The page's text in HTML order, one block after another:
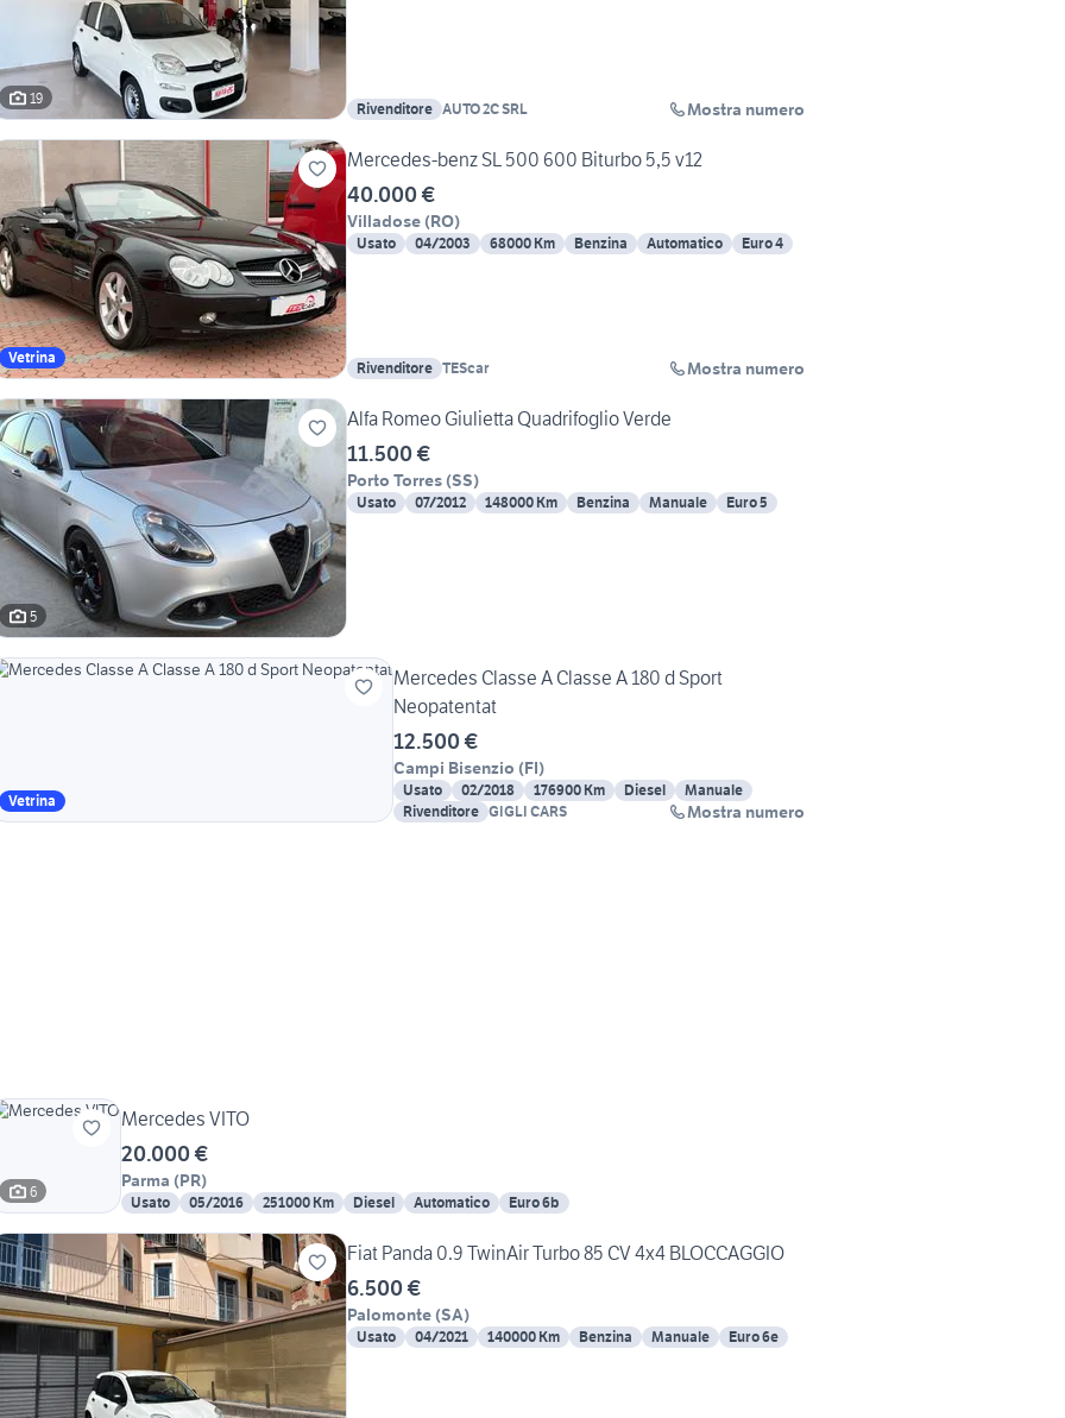
19
Rivenditore AUTO 2C SRL Mostra numero
Vetrina
Mercedes-benz SL 500 600 Biturbo 5,5 v12
40.000 €
Villadose (RO)
Usato 04/2003 68000 Km Benzina Automatico Euro 4
Rivenditore TEScar Mostra numero
5
Alfa Romeo Giulietta Quadrifoglio Verde
11.500 €
Porto Torres (SS)
Usato 07/2012 148000 Km Benzina Manuale Euro 5
Vetrina
Mercedes Classe A Classe A 180 d Sport
Neopatentat
12.500 €
Campi Bisenzio (FI)
Usato 02/2018 176900 Km Diesel
Manuale
Rivenditore GIGLI CARS Mostra numero
6
Mercedes VITO
20.000 €
Parma (PR)
Usato 05/2016 251000 Km Diesel Automatico Euro 6b
Fiat Panda 0.9 TwinAir Turbo 85 CV 4x4 BLOCCAGGIO
6.500 €
Palomonte (SA)
Usato 04/2021 140000 Km Benzina Manuale Euro 6e